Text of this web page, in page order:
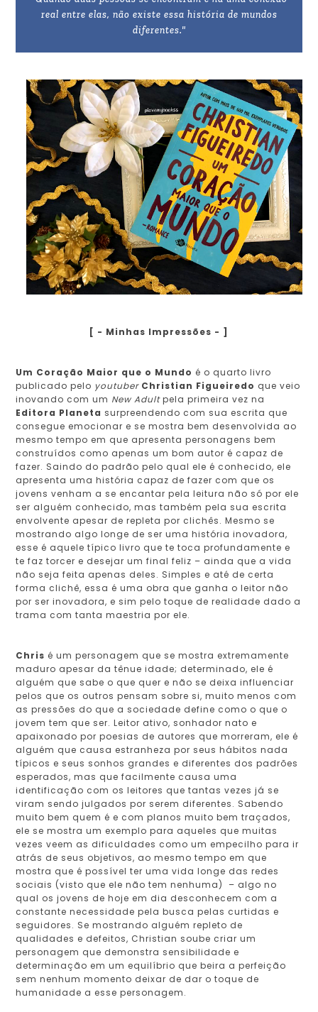
real entre elas, não existe essa história de mundos
diferentes."
[ - Minhas Impressões - ]
Um Coração Maior que o Mundo é o quarto livro
publicado pelo youtuber Christian Figueiredo que veio
inovando com um New Adultpela primeira vez na
Editora Planeta surpreendendo com sua escrita que
consegue emocionar e se mostra bem desenvolvida ao
mesmo tempo em que apresenta personagens bem
construídos como apenas um bom autor é capaz de
fazer. Saindo do padrão pelo qual ele é conhecido, ele
apresenta uma história capaz de fazer com que os
jovens venham a se encantar pela leitura não só por ele
ser alguém conhecido, mas também pela sua escrita
envolvente apesar de repleta por clichês. Mesmo se
mostrando algo longe de ser uma história inovadora,
esse é aquele típico livro que te toca profundamente e
te faz torcer e desejar um final feliz – ainda que a vida
não seja feita apenas deles. Simples e até de certa
forma clichê, essa é uma obra que ganha o leitor não
por ser inovadora, e sim pelo toque de realidade dado a
trama com tanta maestria por ele.
Chris é um personagem que se mostra extremamente
maduro apesar da tênue idade; determinado, ele é
alguém que sabe o que quer e não se deixa influenciar
pelos que os outros pensam sobre si, muito menos com
as pressões do que a sociedade define como o que o
jovem tem que ser. Leitor ativo, sonhador nato e
apaixonado por poesias de autores que morreram, ele é
alguém que causa estranheza por seus hábitos nada
típicos e seus sonhos grandes e diferentes dos padrões
esperados, mas que facilmente causa uma
identificação com os leitores que tantas vezes já se
viram sendo julgados por serem diferentes. Sabendo
muito bem quem é e com planos muito bem traçados,
ele se mostra um exemplo para aqueles que muitas
vezes veem as dificuldades como um empecilho para ir
atrás de seus objetivos, ao mesmo tempo em que
mostra que é possível ter uma vida longe das redes
sociais (visto que ele não tem nenhuma) – algo no
qual os jovens de hoje em dia desconhecem com a
constante necessidade pela busca pelas curtidas e
seguidores. Se mostrando alguém repleto de
qualidades e defeitos, Christian soube criar um
personagem que demonstra sensibilidade e
determinação em um equilíbrio que beira a perfeição
sem nenhum momento deixar de dar o toque de
humanidade a esse personagem.